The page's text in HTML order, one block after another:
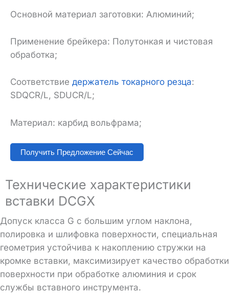
Основной материал заготовки: Алюминий;
Применение брейкера: Полутонкая и чистовая
обработка;
Соответствие держатель токарного резца:
SDQCR/L, SDUCR/L;
Материал: карбид вольфрама;
Получить Предложение Сейчас
Технические характеристики
вставки DCGX
Допуск класса G с большим углом наклона,
полировка и шлифовка поверхности, специальная
геометрия устойчива к накоплению стружки на
кромке вставки, максимизирует качество обработки
поверхности при обработке алюминия и срок
службы вставного инструмента.